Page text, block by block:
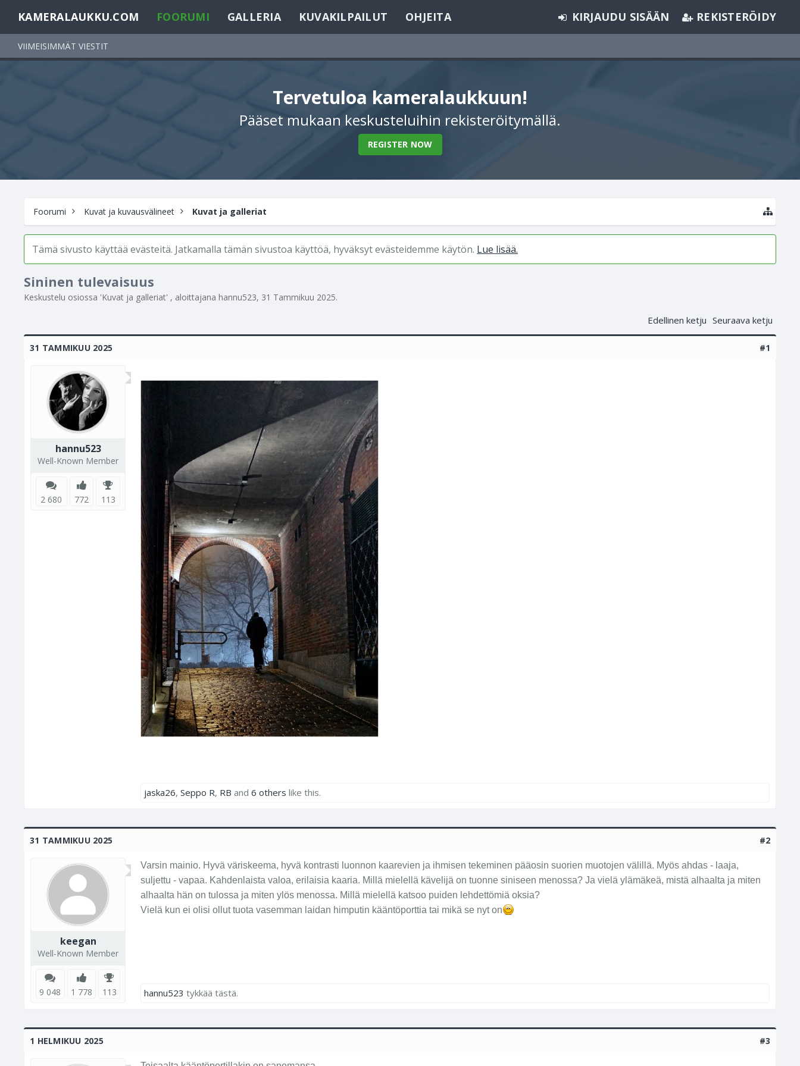
KAMERALAUKKU.COM FOORUMI
VIIMEISIMMÄT VIESTIT
GALLERIA KUVAKILPAILUT OHJEITA KIRJAUDU SISÄÄN REKISTERÖIDY
Tervetuloa kameralaukkuun!
Pääset mukaan keskusteluihin rekisteröitymällä.
REGISTER NOW
Foorumi Kuvat ja kuvausvälineet Kuvat ja galleriat
Tämä sivusto käyttää evästeitä. Jatkamalla tämän sivustoa käyttöä, hyväksyt evästeidemme käytön. Lue lisää.
Sininen tulevaisuus
Keskustelu osiossa 'Kuvat ja galleriat' , aloittajana hannu523, 31 Tammikuu 2025.
Edellinen ketju Seuraava ketju
31 TAMMIKUU 2025 #1
hannu523
Well-Known Member
2 680 772 113
jaska26, Seppo R, RB and 6 others like this.
31 TAMMIKUU 2025 #2
keegan
Well-Known Member
9 048 1 778 113
Varsin mainio. Hyvä väriskeema, hyvä kontrasti luonnon kaarevien ja ihmisen tekeminen pääosin suorien muotojen välillä. Myös ahdas - laaja,
suljettu - vapaa. Kahdenlaista valoa, erilaisia kaaria. Millä mielellä kävelijä on tuonne siniseen menossa? Ja vielä ylämäkeä, mistä alhaalta ja miten
alhaalta hän on tulossa ja miten ylös menossa. Millä mielellä katsoo puiden lehdettömiä oksia?
Vielä kun ei olisi ollut tuota vasemman laidan himputin kääntöporttia tai mikä se nyt on
hannu523 tykkää tästä.
1 HELMIKUU 2025 #3